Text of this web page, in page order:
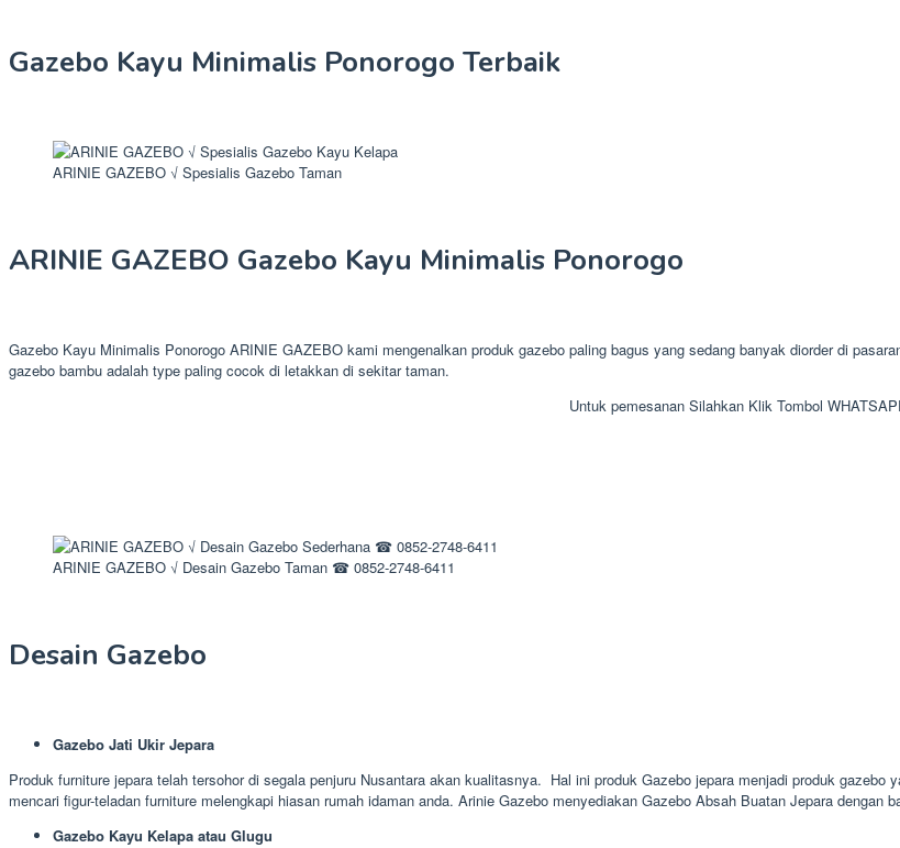
Gazebo Kayu Minimalis Ponorogo Terbaik
ARINIE GAZEBO √ Spesialis Gazebo Taman
ARINIE GAZEBO Gazebo Kayu Minimalis Ponorogo
Gazebo Kayu Minimalis Ponorogo ARINIE GAZEBO kami mengenalkan produk gazebo paling bagus yang sedang banyak diorder di
gazebo bambu adalah type paling cocok di letakkan di sekitar taman.
Untuk pemesanan Silahkan Klik Tombol
ARINIE GAZEBO √ Desain Gazebo Taman ☎ 0852-2748-6411
Desain Gazebo
Gazebo Jati Ukir Jepara
Produk furniture jepara telah tersohor di segala penjuru Nusantara akan kualitasnya. Hal ini produk Gazebo jepara menjadi produk
mencari figur-teladan furniture melengkapi hiasan rumah idaman anda. Arinie Gazebo menyediakan Gazebo Absah Buatan Jepara dengan
Gazebo Kayu Kelapa atau Glugu